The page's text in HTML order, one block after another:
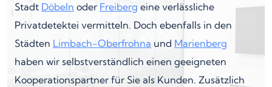
Stadt Döbeln oder Freiberg eine verlässliche
Privatdetektei vermitteln. Doch ebenfalls in den
Städten Limbach-Oberfrohna und Marienberg
haben wir selbstverständlich einen geeigneten
Kooperationspartner für Sie als Kunden. Zusätzlich